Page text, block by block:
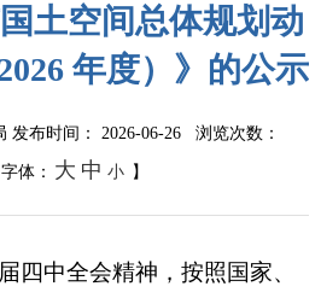
土空间总体规划动
年度）》的公示
发布时间： 2026-06-26 浏览次数：
体： 大 中 小 】
四中全会精神，按照国家、